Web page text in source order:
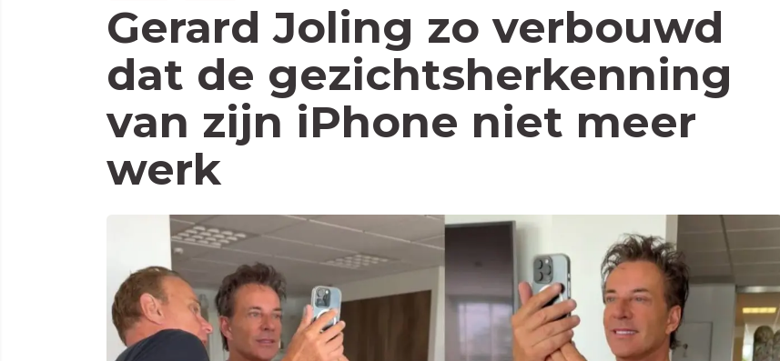
Gerard Joling zo verbouwd
dat de gezichtsherkenning
van zijn iPhone niet meer
werk